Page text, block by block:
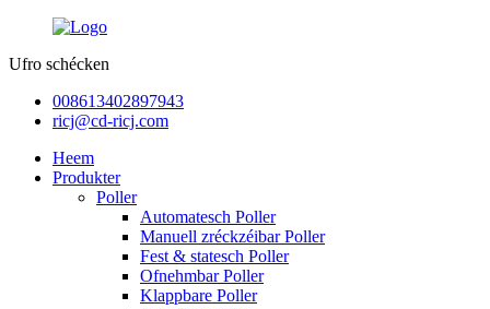
Ufro schécken
008613402897943
ricj@cd-ricj.com
Heem
Produkter
Poller
Automatesch Poller
Manuell zréckzéibar Poller
Fest & statesch Poller
Ofnehmbar Poller
Klappbare Poller